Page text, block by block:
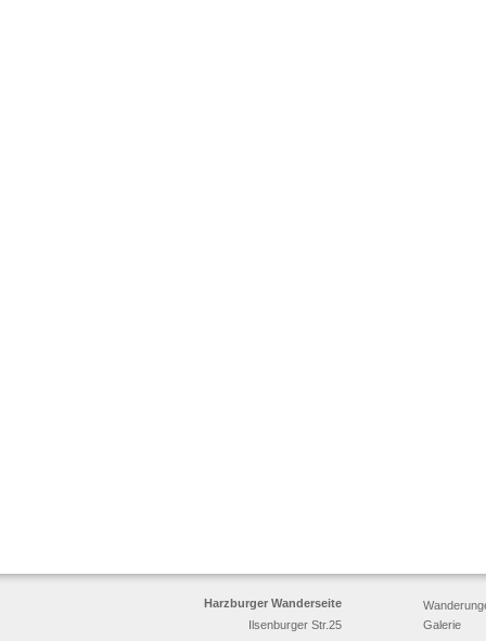
Harzburger Wanderseite
Ilsenburger Str.25
Galerie